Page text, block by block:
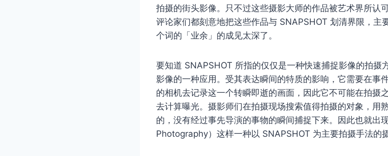
拍摄的街头影像。只不过这些摄影大师的作品被艺术界所认
评论家们都刻意地把这些作品与 SNAPSHOT 划清界限，主
个词的「业余」的成见太深了。
要知道 SNAPSHOT 所指的仅仅是一种快速捕捉影像的拍摄
影像的一种应用。受其表达瞬间的特质的影响，它需要在事
的相机去记录这一个转瞬即逝的画面，因此它不可能在拍摄
去计算曝光。摄影师们在拍摄现场搜索值得拍摄的对象，用
的，没有经过事先导演的事物的瞬间捕捉下来。因此也就出
Photography）这样一种以 SNAPSHOT 为主要拍摄手法的